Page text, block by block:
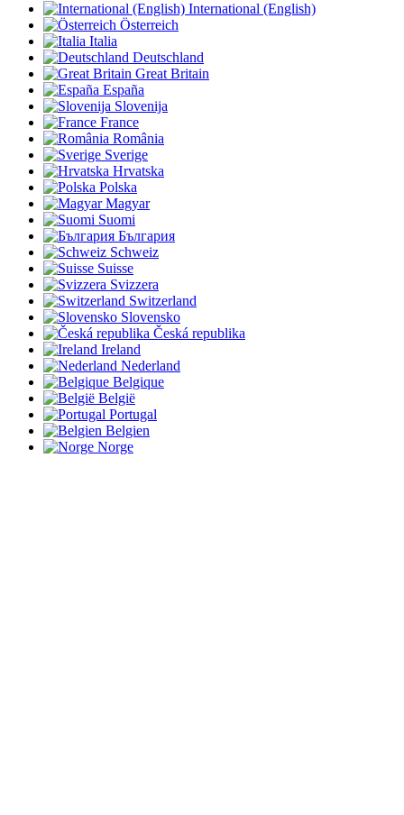
International (English)
Österreich
Italia
Deutschland
Great Britain
España
Slovenija
France
România
Sverige
Hrvatska
Polska
Magyar
Suomi
България
Schweiz
Suisse
Svizzera
Switzerland
Slovensko
Česká republika
Ireland
Nederland
Belgique
België
Portugal
Belgien
Norge